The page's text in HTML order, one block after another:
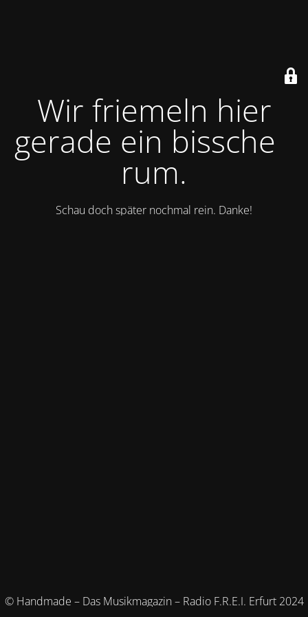
Wir friemeln hier
gerade ein bisschen
rum.
Schau doch später nochmal rein. Danke!
© Handmade – Das Musikmagazin – Radio F.R.E.I. Erfurt 2024